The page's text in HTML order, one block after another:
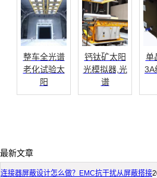
整车全光谱
老化试验太
阳
钙钛矿太阳
光模拟器,光
谱
单
3A
最新文章
连接器屏蔽设计怎么做？EMC抗干扰从屏蔽搭接